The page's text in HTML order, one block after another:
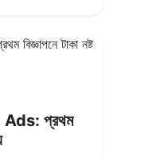
প্রথম